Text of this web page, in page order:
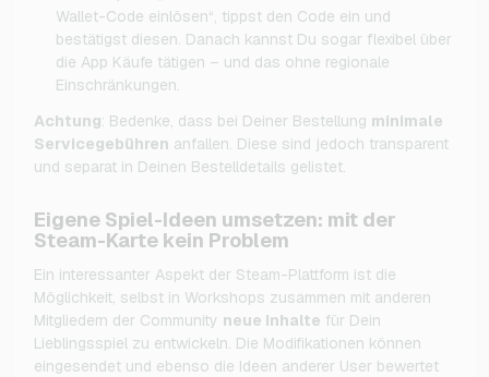
Wallet-Code einlösen“, tippst den Code ein und
bestätigst diesen. Danach kannst Du sogar flexibel über
die App Käufe tätigen – und das ohne regionale
Einschränkungen.
Achtung: Bedenke, dass bei Deiner Bestellung minimale
Servicegebühren anfallen. Diese sind jedoch transparent
und separat in Deinen Bestelldetails gelistet.
Eigene Spiel-Ideen umsetzen: mit der
Steam-Karte kein Problem
Ein interessanter Aspekt der Steam-Plattform ist die
Möglichkeit, selbst in Workshops zusammen mit anderen
Mitgliedern der Community neue Inhalte für Dein
Lieblingsspiel zu entwickeln. Die Modifikationen können
eingesendet und ebenso die Ideen anderer User bewertet